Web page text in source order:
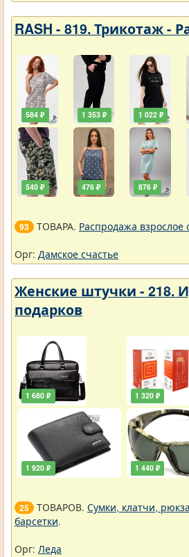
RASH - 819. Трикотаж -
584 ₽
540 ₽
1 353 ₽
476 ₽
1 022 ₽
876 ₽
93 ТОВАРА. Распродажа взрослое
Орг: Дамское счастье
Женские штучки - 218.
подарков
1 680 ₽
1 920 ₽
1 320 ₽
1 440 ₽
25 ТОВАРОВ. Сумки, клатчи,
барсетки.
Орг: Леда